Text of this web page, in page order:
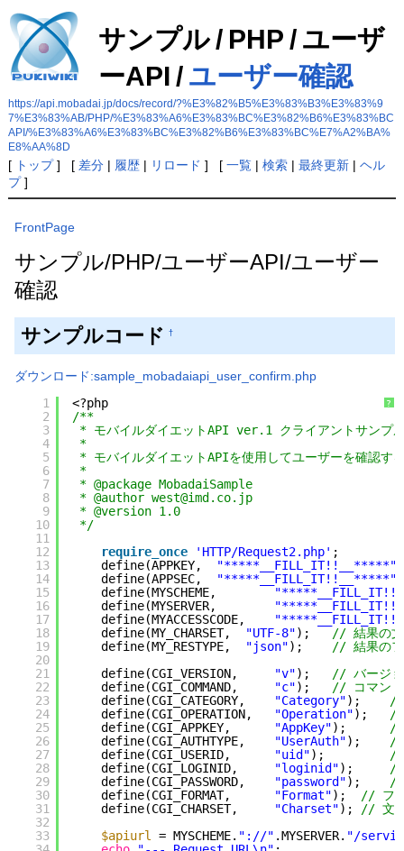
サンプル/ PHP / ユーザ
ーAPI / ユーザー確認
https://api.mobadai.jp/docs/record/?%E3%82%B5%E3%83%B3%E3%83%9
7%E3%83%AB/PHP/%E3%83%A6%E3%83%BC%E3%82%B6%E3%83%BC
API/%E3%83%A6%E3%83%BC%E3%82%B6%E3%83%BC%E7%A2%BA%
E8%AA%8D
[ トップ] [ 差分| 履歴| リロード ] [ 一覧| 検索| 最終更新| ヘル
プ]
FrontPage
サンプル/PHP/ユーザーAPI/ユーザー
確認
サンプルコード †
ダウンロード:sample_mobadaiapi_user_confirm.php
?
1
2
3
4
5
6
7
8
9
10
11
12
13
14
15
16
17
18
19
20
21
22
23
24
25
26
27
28
29
30
31
32
33
<?php
/**
* モバイルダイエットAPI ver.1 クライアントサンプ
*
* モバイルダイエットAPIを使用してユーザーを確認す
*
* @package MobadaiSample
* @author west@imd.co.jp
* @version 1.0
*/
require_once
'HTTP/Request2.php' ;
define(APPKEY,
"*****__FILL_IT!!__*****"
define(APPSEC,
"*****__FILL_IT!!__*****"
define(MYSCHEME,
define(MYSERVER,
define(MYACCESSCODE,
define(MY_CHARSET,
"UTF-8"); // 結果の文
define(MY_RESTYPE,
"json"); // 結果のフ
define(CGI_VERSION,
"v"); // バージ
define(CGI_COMMAND,
"c"); // コマンド
define(CGI_CATEGORY,
"Category"); //
define(CGI_OPERATION,
"Operation"); //
define(CGI_APPKEY,
"AppKey"); //
define(CGI_AUTHTYPE,
"UserAuth"); //
define(CGI_USERID,
"uid"); //
define(CGI_LOGINID,
"loginid"); //
define(CGI_PASSWORD,
"password"); //
define(CGI_FORMAT,
"Format"); // フ
define(CGI_CHARSET,
"Charset"); // 文
$apiurl = MYSCHEME. "://" .MYSERVER. "/